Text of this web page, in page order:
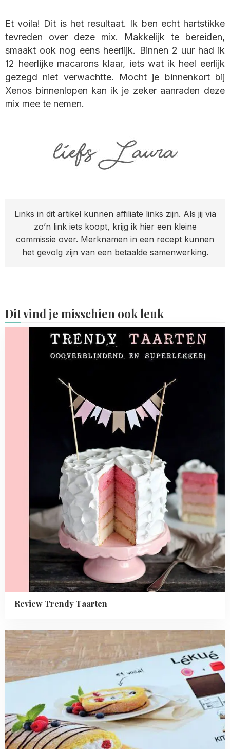
Et voila! Dit is het resultaat. Ik ben echt hartstikke
tevreden over deze mix. Makkelijk te bereiden,
smaakt ook nog eens heerlijk. Binnen 2 uur had ik
12 heerlijke macarons klaar, iets wat ik heel eerlijk
gezegd niet verwachtte. Mocht je binnenkort bij
Xenos binnenlopen kan ik je zeker aanraden deze
mix mee te nemen.
Links in dit artikel kunnen affiliate links zijn. Als jij via
zo’n link iets koopt, krijg ik hier een kleine
commissie over. Merknamen in een recept kunnen
het gevolg zijn van een betaalde samenwerking.
Dit vind je misschien ook leuk
Review Trendy Taarten
Read
more
about
Review
Lékué
koningscakerol